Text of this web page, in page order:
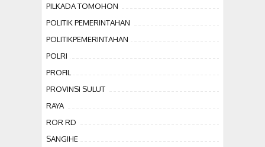
PILKADA TOMOHON
POLITIK PEMERINTAHAN
POLITIKPEMERINTAHAN
POLRI
PROFIL
PROVINSI SULUT
RAYA
ROR RD
SANGIHE